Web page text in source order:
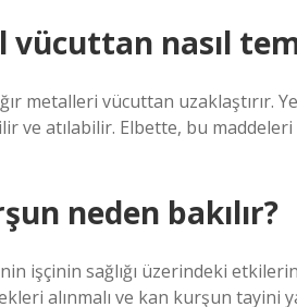
vücuttan nasıl
metalleri vücuttan uzaklaştırır.
ve atılabilir. Elbette, bu
neden bakılır?
işçinin sağlığı üzerindeki
alınmalı ve kan kurşun tayini